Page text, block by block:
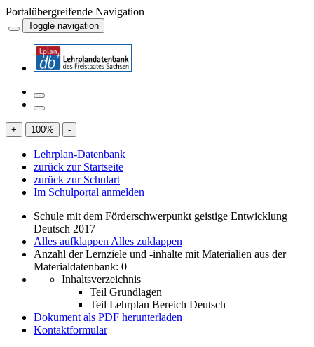
Portalübergreifende Navigation
Toggle navigation
+ 100% -
Lehrplan-Datenbank
zurück zur Startseite
zurück zur Schulart
Im Schulportal anmelden
Schule mit dem Förderschwerpunkt geistige Entwicklung
Deutsch 2017
Alles aufklappen Alles zuklappen
Anzahl der Lernziele und -inhalte mit Materialien aus der
Materialdatenbank: 0
Inhaltsverzeichnis
Teil Grundlagen
Teil Lehrplan Bereich Deutsch
Dokument als PDF herunterladen
Kontaktformular